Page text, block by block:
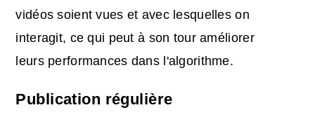
vidéos soient vues et avec lesquelles on
interagit, ce qui peut à son tour améliorer
leurs performances dans l'algorithme.
Publication régulière